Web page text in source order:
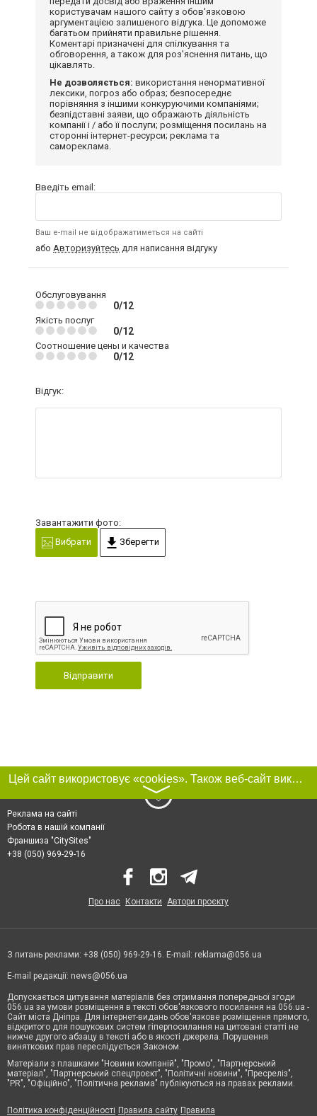
користувачам нашого сайту з обов'язковою
аргументацією залишеного відгука. Це допоможе
багатьом прийняти правильне рішення.
Коментарі призначені для спілкування та
обговорення, а також для роз'яснення питань, що
цікавлять.
Не дозволяється: використання ненормативної
лексики, погроз або образ; безпосереднє
порівняння з іншими конкуруючими компаніями;
безпідставні заяви, що ображають діяльність
компанії і / або її послуги; розміщення посилань на
сторонні інтернет-ресурси; реклама та
самореклама.
Введіть email:
Ваш e-mail не відображатиметься на сайті
або Авторизуйтесь для написання відгуку
Обслуговування
0/12
Якість послуг
0/12
Соотношение цены и качества
0/12
Відгук:
Завантажити фото:
Вибрати
Зберегти
Відправити
Цей сайт використовує «cookies». Також веб-сайт використовує інтернет-сервіс для збору технічних даних стосовно відвідувачів з метою отримання маркетингової та статистичної інформації. Умови обробки даних відвідувачів сайту див.
〉
Реклама на сайті
Робота в нашій компанії
Франшиза "CitySites"
+38 (050) 969-29-16
Про нас Контакти Автори проєкту
З питань реклами: +38 (050) 969-29-16. E-mail: reklama@056.ua
E-mail редакції: news@056.ua
Допускається цитування матеріалів без отримання попередньої згоди
056.ua за умови розміщення в тексті обов'язкового посилання на 056.ua -
Сайт міста Дніпра. Для інтернет-видань обов'язкове розміщення прямого,
відкритого для пошукових систем гіперпосилання на цитовані статті не
нижче другого абзацу в тексті або в якості джерела. Порушення
виняткових прав переслідується Законом.
Матеріали з плашками "Новини компаній", "Промо", "Партнерський
матеріал", "Партнерський спецпроєкт", "Політичні новини", "Пресреліз",
"PR", "Офіційно", "Політична реклама" публікуються на правах реклами.
Політика конфіденційності Правила сайту Правила